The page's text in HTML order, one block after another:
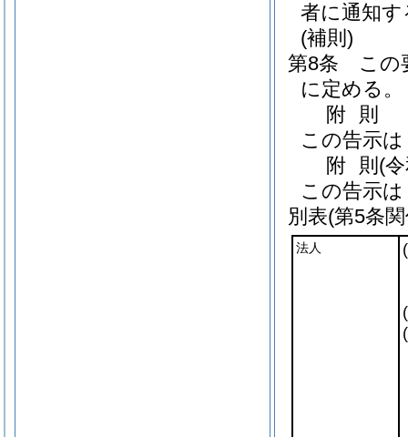
者に通知
(補則)
第8条
この
に定める。
附 則
この告示
附 則 (
この告示
別表(第5条
法人